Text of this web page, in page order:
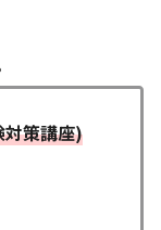
対策講座)